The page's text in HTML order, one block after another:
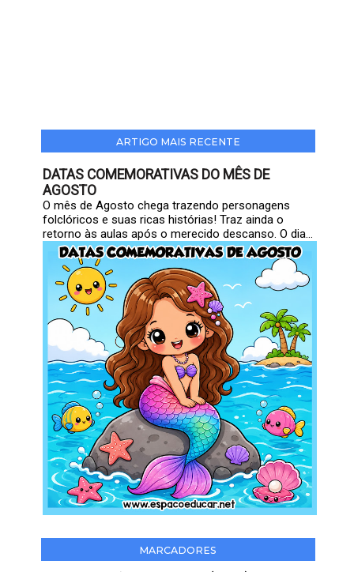
ARTIGO MAIS RECENTE
DATAS COMEMORATIVAS DO MÊS DE
AGOSTO
O mês de Agosto chega trazendo personagens
folclóricos e suas ricas histórias! Traz ainda o
retorno às aulas após o merecido descanso. O dia...
MARCADORES